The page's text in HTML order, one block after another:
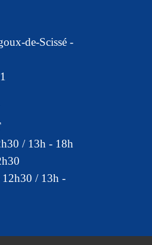
de-Scissé -
/ 13h - 18h
/ 13h -